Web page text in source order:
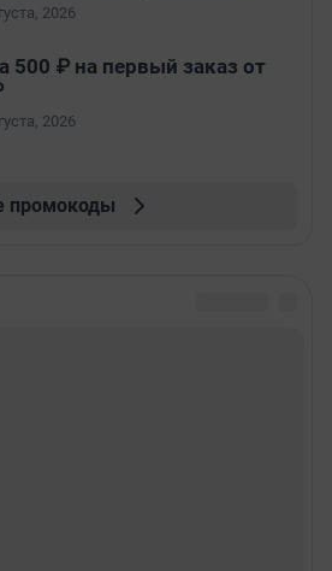
2026
500 ₽ на первый заказ от
2026
промокоды